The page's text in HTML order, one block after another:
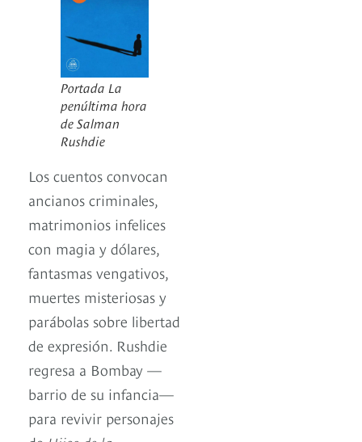
Portada La
penúltima hora
de Salman
Rushdie
Los cuentos convocan
ancianos criminales,
matrimonios infelices
con magia y dólares,
fantasmas vengativos,
muertes misteriosas y
parábolas sobre libertad
de expresión. Rushdie
regresa a Bombay —
barrio de su infancia—
para revivir personajes